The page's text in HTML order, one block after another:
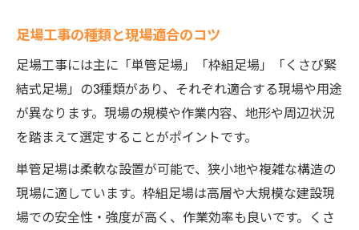
足場工事の種類と現場適合のコツ
足場工事には主に「単管足場」「枠組足場」「くさび緊
結式足場」の3種類があり、それぞれ適合する現場や用途
が異なります。現場の規模や作業内容、地形や周辺状況
を踏まえて選定することがポイントです。
単管足場は柔軟な設置が可能で、狭小地や複雑な構造の
現場に適しています。枠組足場は高層や大規模な建設現
場での安全性・強度が高く、作業効率も良いです。くさ